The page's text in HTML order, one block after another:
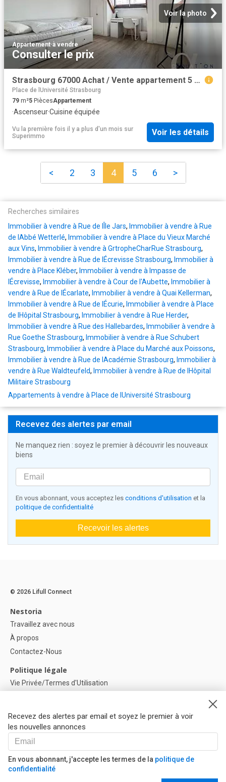
Voir la photo
Appartement·à vendre
Consulter le prix
Strasbourg 67000 Achat / Vente appartement 5 pièces t5
Place de lUniversité Strasbourg
79 m²5 PiècesAppartement
·Ascenseur·Cuisine équipée
Vu la première fois il y a plus d'un mois sur
Superimmo
Voir les détails
< 2 3 4 5 6 >
Recherches similaires
Immobilier à vendre à Rue de lÎle Jars, Immobilier à vendre à Rue
de lAbbé Wetterlé, Immobilier à vendre à Place du Vieux Marché
aux Vins, Immobilier à vendre à GrtropheCharRue Strasbourg,
Immobilier à vendre à Rue de lÉcrevisse Strasbourg, Immobilier à
vendre à Place Kléber, Immobilier à vendre à Impasse de
lÉcrevisse, Immobilier à vendre à Cour de l'Aubette, Immobilier à
vendre à Rue de lÉcarlate, Immobilier à vendre à Quai Kellerman,
Immobilier à vendre à Rue de lÉcurie, Immobilier à vendre à Place
de lHôpital Strasbourg, Immobilier à vendre à Rue Herder,
Immobilier à vendre à Rue des Hallebardes, Immobilier à vendre à
Rue Goethe Strasbourg, Immobilier à vendre à Rue Schubert
Strasbourg, Immobilier à vendre à Place du Marché aux Poissons,
Immobilier à vendre à Rue de lAcadémie Strasbourg, Immobilier à
vendre à Rue Waldteufeld, Immobilier à vendre à Rue de lHôpital
Militaire Strasbourg
Appartements à vendre à Place de lUniversité Strasbourg
Recevez des alertes par email
Ne manquez rien : soyez le premier à découvrir les nouveaux
biens
En vous abonnant, vous acceptez les conditions d'utilisation et la
politique de confidentialité
Recevoir les alertes
Recevez des alertes par email et soyez le premier à voir
les nouvelles annonces
En vous abonnant, j'accepte les termes de la politique de
confidentialité
© 2026 Lifull Connect
Nestoria
Travaillez avec nous
À propos
Contactez-Nous
Politique légale
Vie Privée/Termes d'Utilisation
Paramètres des cookies
Aide
FAQ
Nos Partenaires